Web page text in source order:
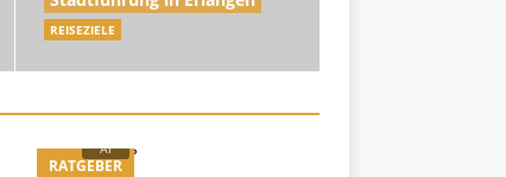
REISEZIELE
RATGEBER